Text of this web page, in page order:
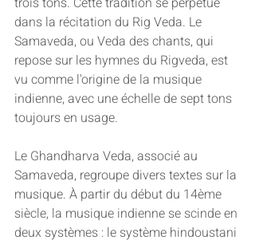
dans la récitation du Rig Veda. Le
Samaveda, ou Veda des chants, qui
repose sur les hymnes du Rigveda, est
vu comme l'origine de la musique
indienne, avec une échelle de sept tons
toujours en usage.
Le Ghandharva Veda, associé au
Samaveda, regroupe divers textes sur la
musique. À partir du début du 14ème
siècle, la musique indienne se scinde en
deux systèmes : le système hindoustani